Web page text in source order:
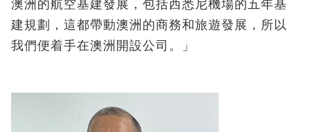
澳洲的航空基建發展，包括西悉尼機場的五年基
建規劃，這都帶動澳洲的商務和旅遊發展，所以
我們便着手在澳洲開設公司。」